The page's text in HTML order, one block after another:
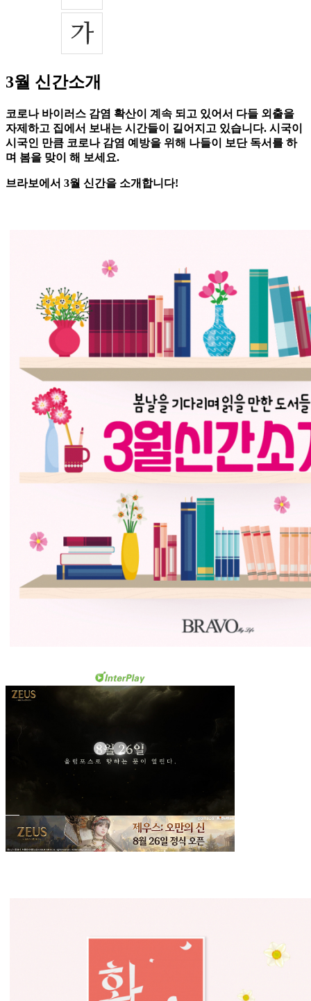
3월 신간소개
코로나 바이러스 감염 확산이 계속 되고 있어서 다들 외출을
자제하고 집에서 보내는 시간들이 길어지고 있습니다. 시국이
시국인 만큼 코로나 감염 예방을 위해 나들이 보단 독서를 하
며 봄을 맞이 해 보세요.
브라보에서 3월 신간을 소개합니다!